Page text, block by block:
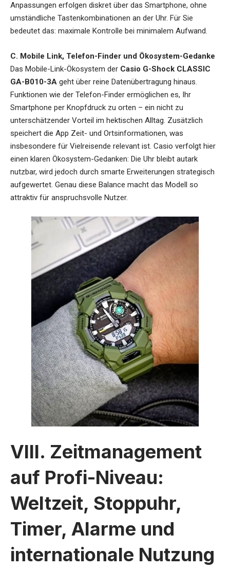
Anpassungen erfolgen diskret über das Smartphone, ohne
umständliche Tastenkombinationen an der Uhr. Für Sie
bedeutet das: maximale Kontrolle bei minimalem Aufwand.
C. Mobile Link, Telefon-Finder und Ökosystem-Gedanke
Das Mobile-Link-Ökosystem der Casio G-Shock CLASSIC
GA-B010-3A geht über reine Datenübertragung hinaus.
Funktionen wie der Telefon-Finder ermöglichen es, Ihr
Smartphone per Knopfdruck zu orten – ein nicht zu
unterschätzender Vorteil im hektischen Alltag. Zusätzlich
speichert die App Zeit- und Ortsinformationen, was
insbesondere für Vielreisende relevant ist. Casio verfolgt hier
einen klaren Ökosystem-Gedanken: Die Uhr bleibt autark
nutzbar, wird jedoch durch smarte Erweiterungen strategisch
aufgewertet. Genau diese Balance macht das Modell so
attraktiv für anspruchsvolle Nutzer.
VIII. Zeitmanagement
auf Profi-Niveau:
Weltzeit, Stoppuhr,
Timer, Alarme und
internationale Nutzung